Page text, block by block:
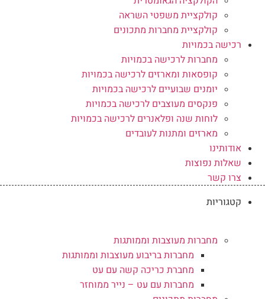
קולקציית משפטי השראה
קולקציית מחברות מתכונים
רכישה בכמויות
מחברות לרכישה בכמויות
קופסאות ומארזים לרכישה בכמויות
יומנים שבועיים לרכישה בכמויות
פנקסים מעוצבים לרכישה בכמויות
לוחות שנה ופלאנרים לרכישה בכמויות
מארזים ומתנות לעובדים
אודותינו
שאלות נפוצות
צרו קשר
קטגוריות
מחברות מעוצבות וממותגות
מחברות בריבוע מעוצבות וממותגות
מחברת כריכה קשה עם עט
מחברות עם עט – נייר ממוחזר